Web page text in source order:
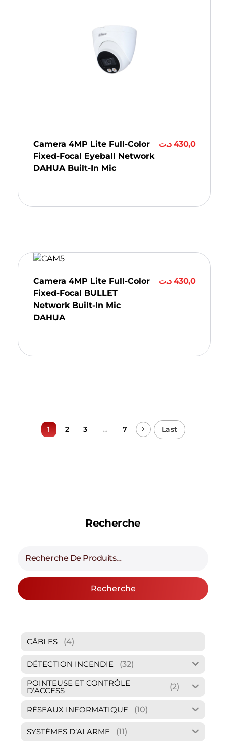
Camera 4MP Lite Full-Color
Fixed-Focal Eyeball Network
DAHUA Built-In Mic
430,0 د.ت
Camera 4MP Lite Full-Color
Fixed-Focal BULLET
Network Built-In Mic
DAHUA
430,0 د.ت
1 2 3 ... 7 Last
Recherche
Recherche
CÂBLES (4)
DÉTECTION INCENDIE
(32)
POINTEUSE ET CONTRÔLE
D’ACCESS (2)
RÉSEAUX INFORMATIQUE (10)
SYSTÈMES D’ALARME (11)